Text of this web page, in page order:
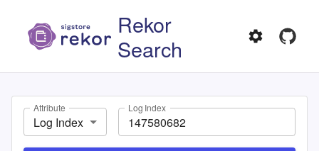
Rekor
Search
Attribute
Log Index
Log Index